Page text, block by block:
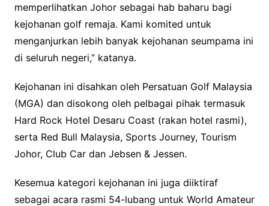
memperlihatkan Johor sebagai hab baharu bagi
kejohanan golf remaja. Kami komited untuk
menganjurkan lebih banyak kejohanan seumpama ini
di seluruh negeri,” katanya.
Kejohanan ini disahkan oleh Persatuan Golf Malaysia
(MGA) dan disokong oleh pelbagai pihak termasuk
Hard Rock Hotel Desaru Coast (rakan hotel rasmi),
serta Red Bull Malaysia, Sports Journey, Tourism
Johor, Club Car dan Jebsen & Jessen.
Kesemua kategori kejohanan ini juga diiktiraf
sebagai acara rasmi 54-lubang untuk World Amateur